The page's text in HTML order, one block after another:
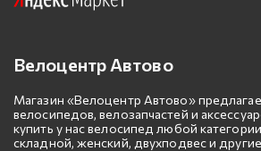
Велоцентр Автово
Магазин «Велоцентр Автово»
велосипедов, велозапчастей и
купить у нас велосипед любой
складной, женский, двухподвес и